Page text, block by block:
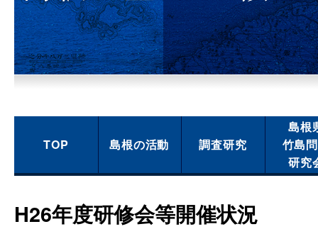
TOP 島根の活動 調査研究
島根
竹島
研究
H26年度研修会等開催状況